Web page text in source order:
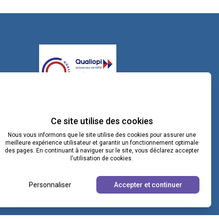
La page Linkedin de La Coop CNV
Notre chaîne Webikeo
Ce site utilise des cookies
Nous vous informons que le site utilise des cookies pour assurer une
meilleure expérience utilisateur et garantir un fonctionnement optimale
des pages. En continuant à naviguer sur le site, vous déclarez accepter
l'utilisation de cookies.
Accepter et continuer
Personnaliser